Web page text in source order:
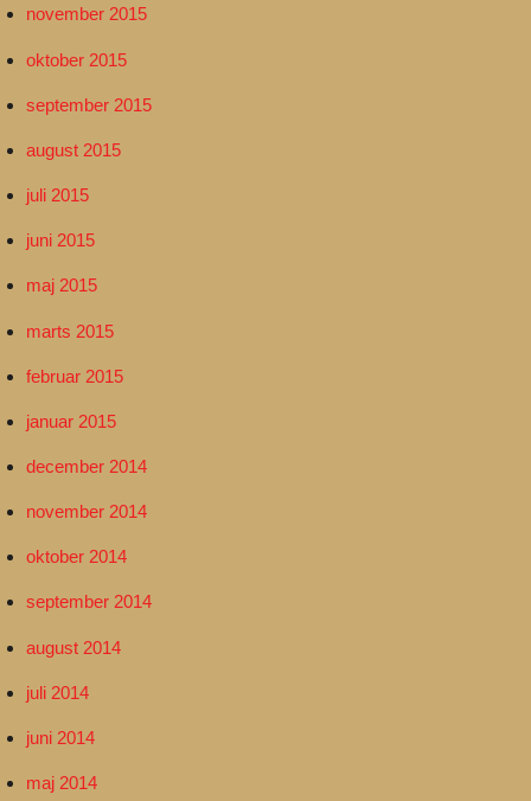
november 2015
oktober 2015
september 2015
august 2015
juli 2015
juni 2015
maj 2015
marts 2015
februar 2015
januar 2015
december 2014
november 2014
oktober 2014
september 2014
august 2014
juli 2014
juni 2014
maj 2014